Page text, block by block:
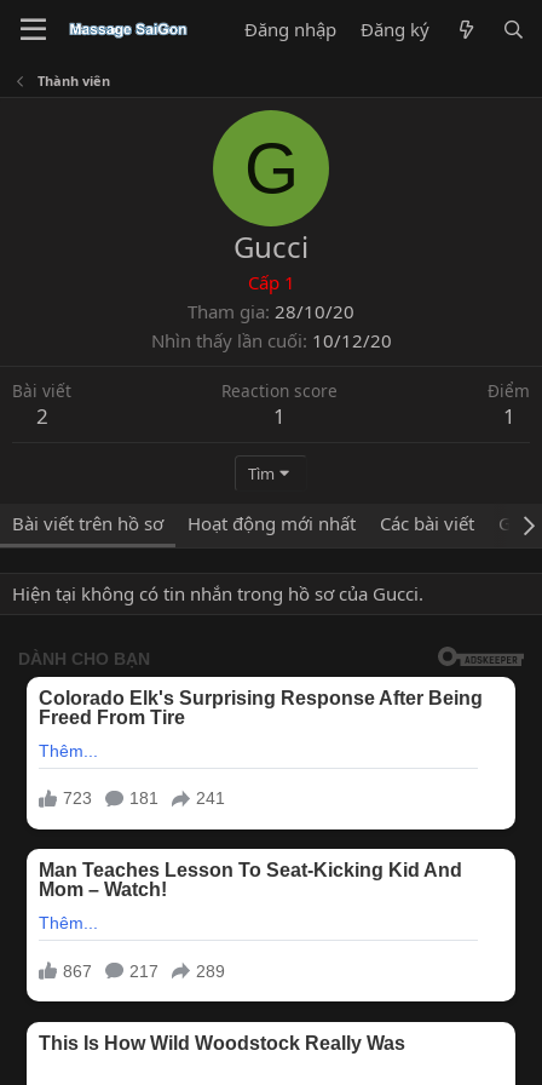
Đăng nhập Đăng ký
Thành viên
G
Gucci
Cấp 1
Tham gia 28/10/20
Nhìn thấy lần cuối 10/12/20
Bài viết
2
Reaction score
1
Điểm
1
Tìm
Bài viết trên hồ sơ Hoạt động mới nhất Các bài viết Giới
Hiện tại không có tin nhắn trong hồ sơ của Gucci.